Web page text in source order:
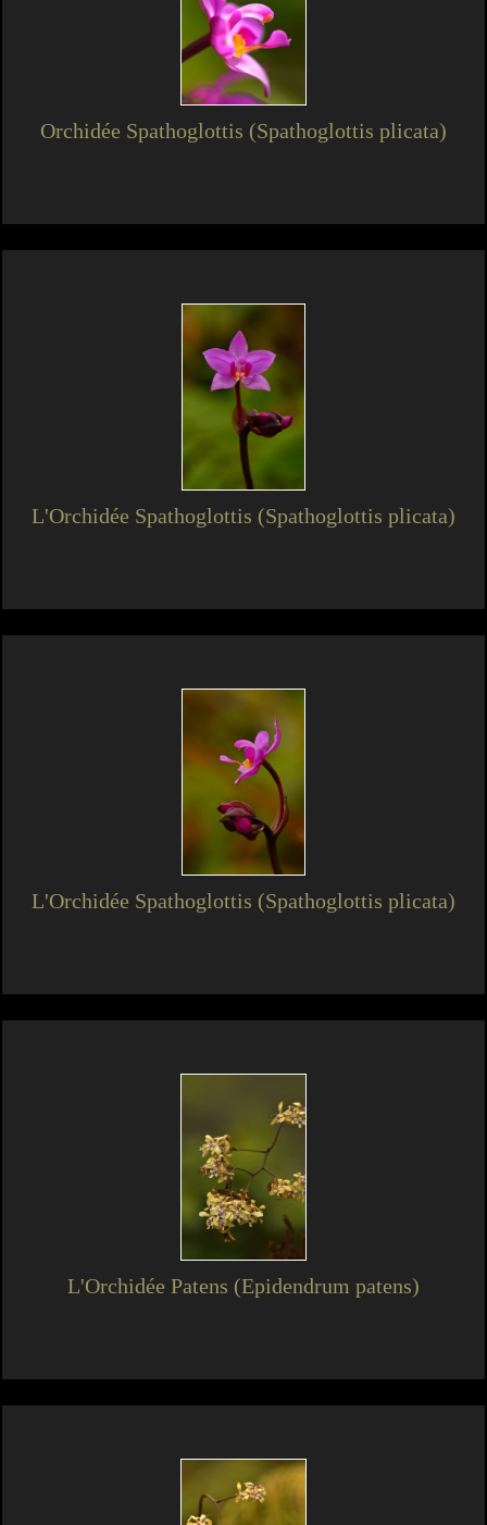
Orchidée Spathoglottis (Spathoglottis plicata)
L'Orchidée Spathoglottis (Spathoglottis plicata)
L'Orchidée Spathoglottis (Spathoglottis plicata)
L'Orchidée Patens (Epidendrum patens)